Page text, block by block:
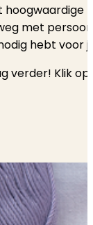
met
hebt voor
verder! Klik